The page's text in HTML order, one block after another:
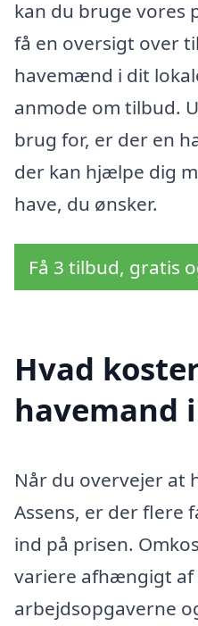
kan du bruge vores
få en oversigt over
havemænd i dit
anmode om tilbud.
brug for, er der en
der kan hjælpe dig
have, du ønsker.
Få 3 tilbud, gratis
Hvad
havemand
Når du overvejer at
Assens, er der flere
ind på prisen.
variere afhængigt af
arbejdsopgaverne